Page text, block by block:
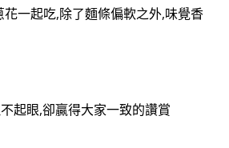
一起吃,除了麵條偏軟之外,味覺香
起眼,卻贏得大家一致的讚賞